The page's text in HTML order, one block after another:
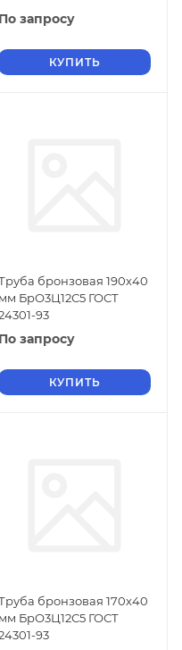
По запросу
КУПИТЬ
бронзовая 190х40
мм БрО3Ц12С5 ГОСТ
93
По запросу
КУПИТЬ
бронзовая 170х40
мм БрО3Ц12С5 ГОСТ
93